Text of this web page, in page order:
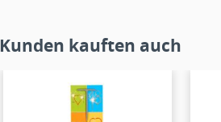
Kunden kauften auch